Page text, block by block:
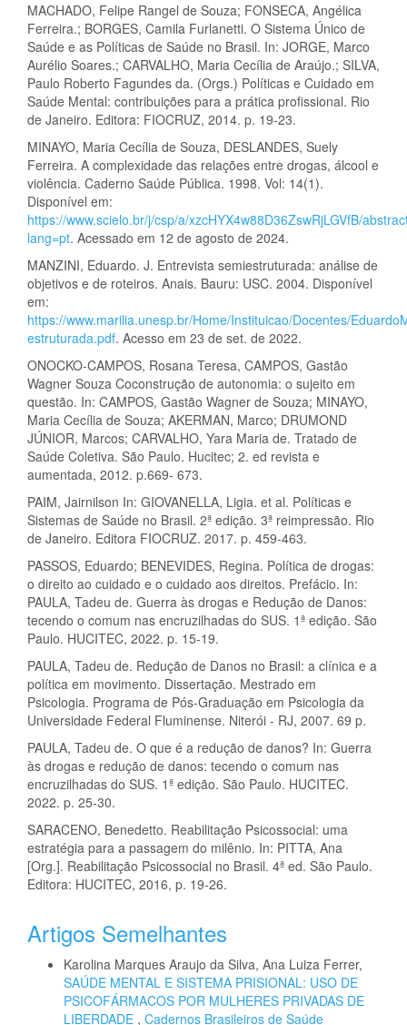
MACHADO, Felipe Rangel de Souza; FONSECA, Angélica
Ferreira.; BORGES, Camila Furlanetti. O Sistema Único de
Saúde e as Políticas de Saúde no Brasil. In: JORGE, Marco
Aurélio Soares.; CARVALHO, Maria Cecília de Araújo.; SILVA,
Paulo Roberto Fagundes da. (Orgs.) Políticas e Cuidado em
Saúde Mental: contribuições para a prática profissional. Rio
de Janeiro. Editora: FIOCRUZ, 2014. p. 19-23.
MINAYO, Maria Cecília de Souza, DESLANDES, Suely
Ferreira. A complexidade das relações entre drogas, álcool e
violência. Caderno Saúde Pública. 1998. Vol: 14(1).
Disponível em:
https://www.scielo.br/j/csp/a/xzcHYX4w88D36ZswRjLGVfB/
lang=pt. Acessado em 12 de agosto de 2024.
MANZINI, Eduardo. J. Entrevista semiestruturada: análise de
objetivos e de roteiros. Anais. Bauru: USC. 2004. Disponível
em:
https://www.marilia.unesp.br/Home/Instituicao/Docentes/
estruturada.pdf. Acesso em 23 de set. de 2022.
ONOCKO-CAMPOS, Rosana Teresa, CAMPOS, Gastão
Wagner Souza Coconstrução de autonomia: o sujeito em
questão. In: CAMPOS, Gastão Wagner de Souza; MINAYO,
Maria Cecília de Souza; AKERMAN, Marco; DRUMOND
JÚNIOR, Marcos; CARVALHO, Yara Maria de. Tratado de
Saúde Coletiva. São Paulo. Hucitec; 2. ed revista e
aumentada, 2012. p.669- 673.
PAIM, Jairnilson In: GIOVANELLA, Ligia. et al. Políticas e
Sistemas de Saúde no Brasil. 2ª edição. 3ª reimpressão. Rio
de Janeiro. Editora FIOCRUZ. 2017. p. 459-463.
PASSOS, Eduardo; BENEVIDES, Regina. Política de drogas:
o direito ao cuidado e o cuidado aos direitos. Prefácio. In:
PAULA, Tadeu de. Guerra às drogas e Redução de Danos:
tecendo o comum nas encruzilhadas do SUS. 1ª edição. São
Paulo. HUCITEC, 2022. p. 15-19.
PAULA, Tadeu de. Redução de Danos no Brasil: a clínica e a
política em movimento. Dissertação. Mestrado em
Psicologia. Programa de Pós-Graduação em Psicologia da
Universidade Federal Fluminense. Niterói - RJ, 2007. 69 p.
PAULA, Tadeu de. O que é a redução de danos? In: Guerra
às drogas e redução de danos: tecendo o comum nas
encruzilhadas do SUS. 1ª edição. São Paulo. HUCITEC.
2022. p. 25-30.
SARACENO, Benedetto. Reabilitação Psicossocial: uma
estratégia para a passagem do milênio. In: PITTA, Ana
[Org.]. Reabilitação Psicossocial no Brasil. 4ª ed. São Paulo.
Editora: HUCITEC, 2016, p. 19-26.
Artigos Semelhantes
Karolina Marques Araujo da Silva, Ana Luiza Ferrer,
SAÚDE MENTAL E SISTEMA PRISIONAL: USO DE
PSICOFÁRMACOS POR MULHERES PRIVADAS DE
LIBERDADE , Cadernos Brasileiros de Saúde